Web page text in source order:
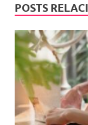
POSTS